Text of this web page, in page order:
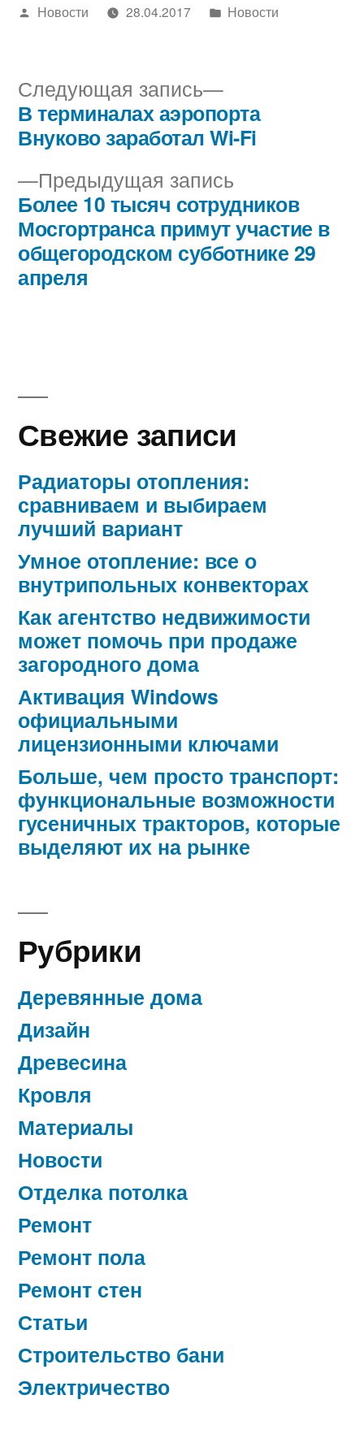
Написано
Новости 28.04.2017
Написано
Новости
Навигация
записям
Предыдущая запись
запись:
Более 10 тысяч сотрудников
Мосгортранса примут участие в
общегородском субботнике 29
апреля
Следующая запись
Следующая
запись:
В терминалах аэропорта
Внуково заработал Wi-Fi
Свежие записи
Радиаторы отопления:
сравниваем и выбираем
лучший вариант
Умное отопление: все о
внутрипольных конвекторах
Как агентство недвижимости
может помочь при продаже
загородного дома
Активация Windows
официальными
лицензионными ключами
Больше, чем просто транспорт:
функциональные возможности
гусеничных тракторов, которые
выделяют их на рынке
Рубрики
Деревянные дома
Дизайн
Древесина
Кровля
Материалы
Новости
Отделка потолка
Ремонт
Ремонт пола
Ремонт стен
Статьи
Строительство бани
Электричество